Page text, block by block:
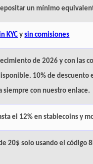
un mínimo
KYC ysin comisiones
de 2026 y con las
10% de descuento
siempre con nuestro enlace.
el 12% en stablecoins y
20$ solo usando el código